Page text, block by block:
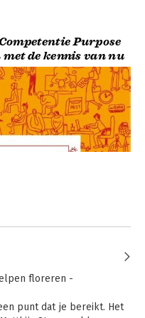
Purpose
de kennis van nu
floreren -
punt dat je bereikt. Het